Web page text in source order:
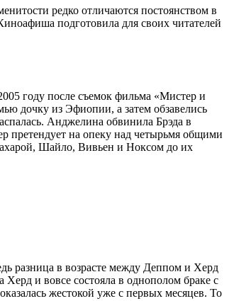
редко отличаются постоянством в
подготовила для своих читателей
году после съемок фильма «Мистер и
дочку из Эфиопии, а затем обзавелись
Анджелина обвинила Брэда в
претендует на опеку над четырьмя общими
Шайло, Вивьен и Ноксом до их
разница в возрасте между Деппом и Херд
и вовсе состояла в однополом браке с
жестокой уже с первых месяцев. То